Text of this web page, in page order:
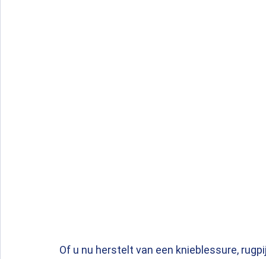
Of u nu herstelt van een knieblessure,